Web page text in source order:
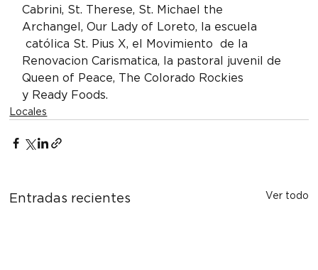
Cabrini, St. Therese, St. Michael the
Archangel, Our Lady of Loreto, la escuela
católica St. Pius X, el Movimiento  de la
Renovacion Carismatica, la pastoral juvenil de
Queen of Peace, The Colorado Rockies
y Ready Foods.
Locales
Entradas recientes Ver todo